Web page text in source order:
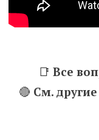
📑 Все
🔴 См.